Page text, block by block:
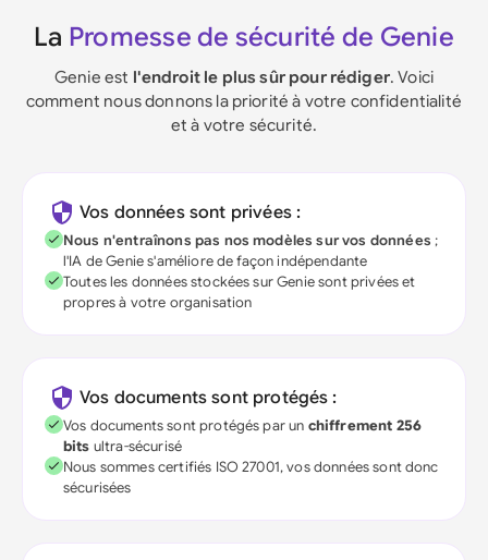
La Promesse de sécurité de Genie
Genie est l'endroit le plus sûr pour rédiger. Voici
comment nous donnons la priorité à votre confidentialité
et à votre sécurité.
Vos données sont privées :
Nous n'entraînons pas nos modèles sur vos données ;
l'IA de Genie s'améliore de façon indépendante
Toutes les données stockées sur Genie sont privées et
propres à votre organisation
Vos documents sont protégés :
Vos documents sont protégés par un chiffrement 256
bits ultra-sécurisé
Nous sommes certifiés ISO 27001, vos données sont donc
sécurisées